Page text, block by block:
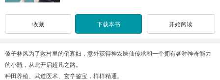
收藏 下载本书 开始阅读
傻子林风为了救村里的俏寡妇，意外获得神农医仙传承和一个拥有各种神奇能力
的小瓶，从此开启超凡之路。
种田养殖、武道医术、玄学鉴宝，样样精通。